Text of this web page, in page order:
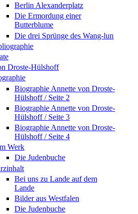
Berlin Alexanderplatz
Die Ermordung einer
Butterblume
Die drei Sprünge des Wang-lun
Droste-Hülshoff
Biographie Annette von Droste-
Hülshoff / Seite 2
Biographie Annette von Droste-
Hülshoff / Seite 3
Biographie Annette von Droste-
Hülshoff / Seite 4
Werk
Die Judenbuche
Bei uns zu Lande auf dem
Lande
Bilder aus Westfalen
Die Judenbuche